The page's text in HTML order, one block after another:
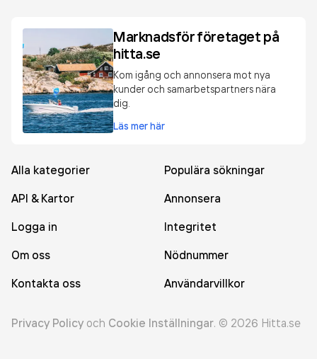
Marknadsför företaget på
hitta.se
Kom igång och annonsera mot nya
kunder och samarbetspartners nära
dig.
Läs mer här
Alla kategorier
Populära sökningar
API & Kartor
Annonsera
Logga in
Integritet
Om oss
Nödnummer
Kontakta oss
Användarvillkor
Privacy Policy och Cookie Inställningar. © 2026 Hitta.se